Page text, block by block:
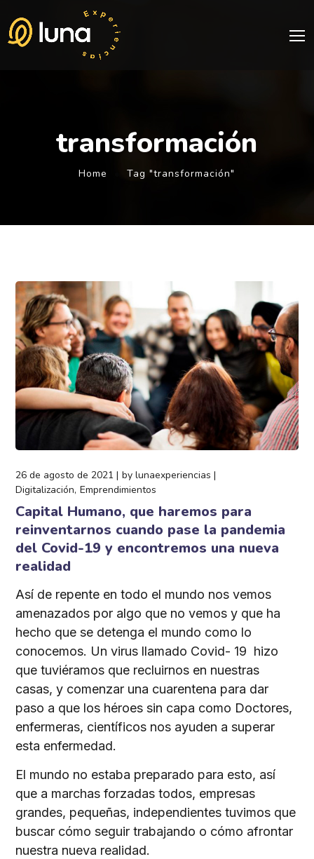
transformación
Home Tag "transformación"
26 de agosto de 2021 bylunaexperiencias
Digitalización Emprendimientos
Capital Humano, que haremos para
reinventarnos cuando pase la pandemia
del Covid-19 y encontremos una nueva
realidad
Así de repente en todo el mundo nos vemos
amenazados por algo que no vemos y que ha
hecho que se detenga el mundo como lo
conocemos. Un virus llamado Covid- 19 hizo
que tuviéramos que recluirnos en nuestras
casas, y comenzar una cuarentena para dar
paso a que los héroes sin capa como Doctores,
enfermeras, científicos nos ayuden a superar
esta enfermedad.
El mundo no estaba preparado para esto, así
que a marchas forzadas todos, empresas
grandes, pequeñas, independientes tuvimos que
buscar cómo seguir trabajando o cómo afrontar
nuestra nueva realidad.